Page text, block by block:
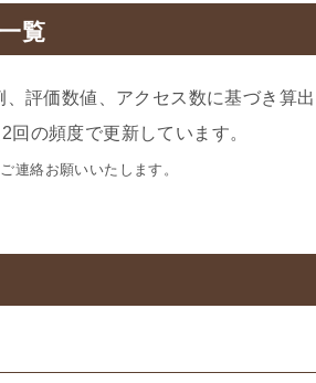
覧
評価数値、アクセス数に基づき算出
の頻度で更新しています。
連絡お願いいたします。